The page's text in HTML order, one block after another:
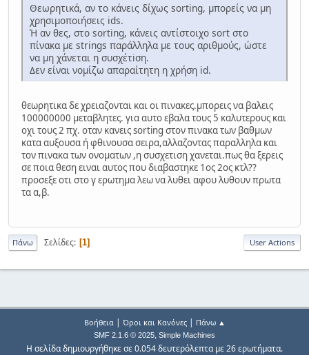
Θεωρητικά, αν το κάνεις δίχως sorting, μπορείς να μη
χρησιμοποιήσεις ids.
Ή αν θες, στο sorting, κάνεις αντίστοιχο sort στο
πίνακα με strings παράλληλα με τους αριθμούς, ώστε
να μη χάνεται η συσχέτiση.
Δεν είναι νομίζω απαραίτητη η χρήση id.
θεωρητικα δε χρειαζονται και οι πινακες.μπορεις να βαλεις
100000000 μεταβλητες. για αυτο εβαλα τους 5 καλυτερους και
οχι τους 2 πχ. οταν κανεις sorting στον πινακα των βαθμων
κατα αυξουσα ή φθινουσα σειρα,αλλαζοντας παραλληλα και
τον πινακα των ονοματων ,η συσχετιση χανεται.πως θα ξερεις
σε ποια θεση ειναι αυτος που διαβαστηκε 1ος 2ος κτλ??
προσεξε οτι στο γ ερωτημα λεω να λυθει αφου λυθουν πρωτα
τα α,β.
Πάνω Σελίδες 1 User Actions
Βοήθεια| Όροι και Κανόνες| Πάνω ▲
SMF 2.1.6 © 2025 Simple Machines
Η σελίδα δημιουργήθηκε σε 0.054 δευτερόλεπτα με 26 ερωτήματα.